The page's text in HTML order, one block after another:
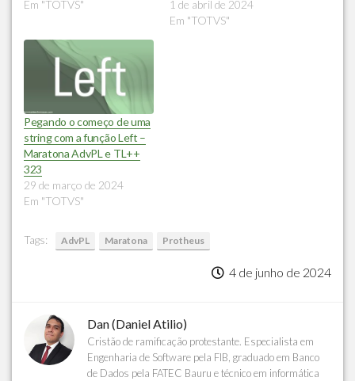
Em "TOTVS"
1 de abril de 2024
Em "TOTVS"
Pegando o começo de uma
string com a função Left –
Maratona AdvPL e TL++
323
29 de março de 2024
Em "TOTVS"
Tags: AdvPL Maratona Protheus
4 de junho de 2024
Dan (Daniel Atilio)
Cristão de ramificação protestante. Especialista em
Engenharia de Software pela FIB, graduado em Banco
de Dados pela FATEC Bauru e técnico em informática